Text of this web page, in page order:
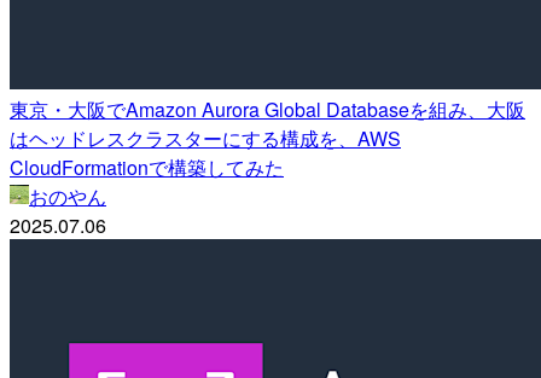
東京・大阪でAmazon Aurora Global Databaseを組み、大阪
はヘッドレスクラスターにする構成を、AWS
CloudFormationで構築してみた
おのやん
2025.07.06